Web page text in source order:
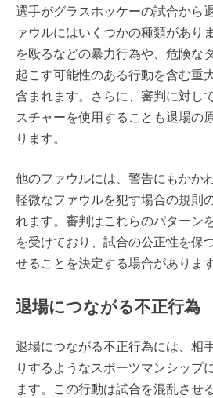
選手がグラスホッケーの試合から
ァウルにはいくつかの種類があり
を殴るなどの暴力行為や、危険な
起こす可能性のある行動を含む重
含まれます。さらに、審判に対し
スチャーを使用することも退場の
ります。
他のファウルには、警告にもかか
軽微なファウルを犯す場合の規則
れます。審判はこれらのパターン
を受けており、試合の公正性を保
せることを決定する場合があります
退場につながる不正行為
退場につながる不正行為には、相
りするようなスポーツマンシップ
ます。この行動は試合を混乱させ